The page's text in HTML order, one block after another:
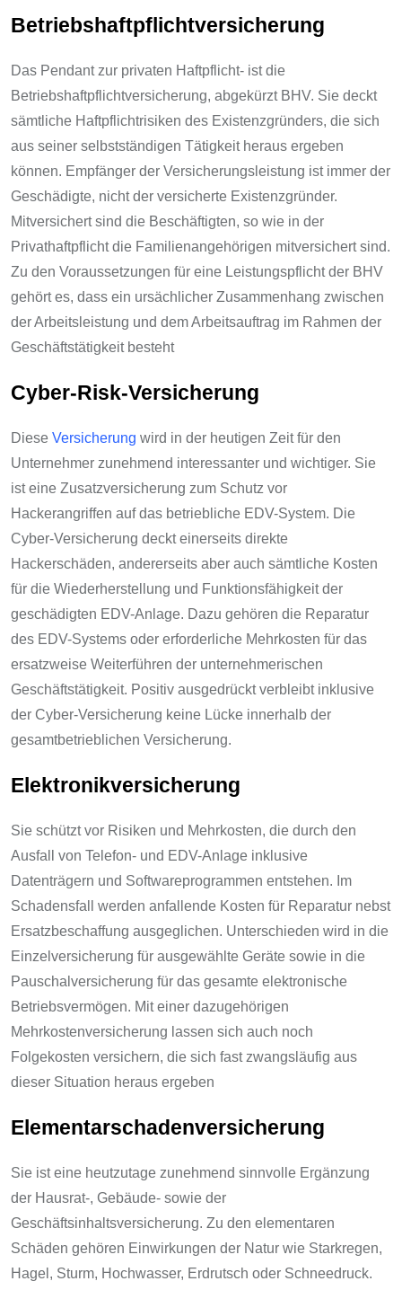
Betriebshaftpflichtversicherung
Das Pendant zur privaten Haftpflicht- ist die
Betriebshaftpflichtversicherung, abgekürzt BHV. Sie deckt
sämtliche Haftpflichtrisiken des Existenzgründers, die sich
aus seiner selbstständigen Tätigkeit heraus ergeben
können. Empfänger der Versicherungsleistung ist immer der
Geschädigte, nicht der versicherte Existenzgründer.
Mitversichert sind die Beschäftigten, so wie in der
Privathaftpflicht die Familienangehörigen mitversichert sind.
Zu den Voraussetzungen für eine Leistungspflicht der BHV
gehört es, dass ein ursächlicher Zusammenhang zwischen
der Arbeitsleistung und dem Arbeitsauftrag im Rahmen der
Geschäftstätigkeit besteht
Cyber-Risk-Versicherung
Diese Versicherung wird in der heutigen Zeit für den
Unternehmer zunehmend interessanter und wichtiger. Sie
ist eine Zusatzversicherung zum Schutz vor
Hackerangriffen auf das betriebliche EDV-System. Die
Cyber-Versicherung deckt einerseits direkte
Hackerschäden, andererseits aber auch sämtliche Kosten
für die Wiederherstellung und Funktionsfähigkeit der
geschädigten EDV-Anlage. Dazu gehören die Reparatur
des EDV-Systems oder erforderliche Mehrkosten für das
ersatzweise Weiterführen der unternehmerischen
Geschäftstätigkeit. Positiv ausgedrückt verbleibt inklusive
der Cyber-Versicherung keine Lücke innerhalb der
gesamtbetrieblichen Versicherung.
Elektronikversicherung
Sie schützt vor Risiken und Mehrkosten, die durch den
Ausfall von Telefon- und EDV-Anlage inklusive
Datenträgern und Softwareprogrammen entstehen. Im
Schadensfall werden anfallende Kosten für Reparatur nebst
Ersatzbeschaffung ausgeglichen. Unterschieden wird in die
Einzelversicherung für ausgewählte Geräte sowie in die
Pauschalversicherung für das gesamte elektronische
Betriebsvermögen. Mit einer dazugehörigen
Mehrkostenversicherung lassen sich auch noch
Folgekosten versichern, die sich fast zwangsläufig aus
dieser Situation heraus ergeben
Elementarschadenversicherung
Sie ist eine heutzutage zunehmend sinnvolle Ergänzung
der Hausrat-, Gebäude- sowie der
Geschäftsinhaltsversicherung. Zu den elementaren
Schäden gehören Einwirkungen der Natur wie Starkregen,
Hagel, Sturm, Hochwasser, Erdrutsch oder Schneedruck.